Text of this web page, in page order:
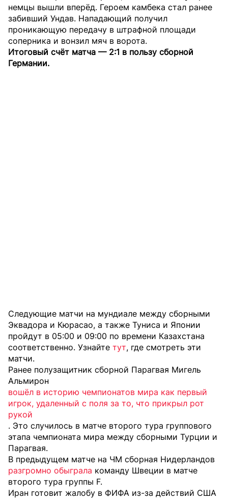
немцы вышли вперёд. Героем камбека стал ранее
забивший Ундав. Нападающий получил
проникающую передачу в штрафной площади
соперника и вонзил мяч в ворота.
Итоговый счёт матча — 2:1 в пользу сборной
Германии.
Следующие матчи на мундиале между сборными
Эквадора и Кюрасао, а также Туниса и Японии
пройдут в 05:00 и 09:00 по времени Казахстана
соответственно. Узнайте тут, где смотреть эти
матчи.
Ранее полузащитник сборной Парагвая Мигель
Альмирон
вошёл в историю чемпионатов мира как первый
игрок, удаленный с поля за то, что прикрыл рот
рукой
. Это случилось в матче второго тура группового
этапа чемпионата мира между сборными Турции и
Парагвая.
В предыдущем матче на ЧМ сборная Нидерландов
разгромно обыграла команду Швеции в матче
второго тура группы F.
Иран готовит жалобу в ФИФА из-за действий США